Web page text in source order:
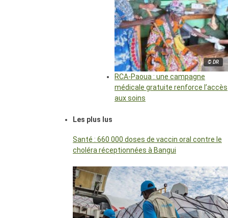
© DR
RCA-Paoua : une campagne
médicale gratuite renforce l’accès
aux soins
Les plus lus
Santé : 660 000 doses de vaccin oral contre le
choléra réceptionnées à Bangui